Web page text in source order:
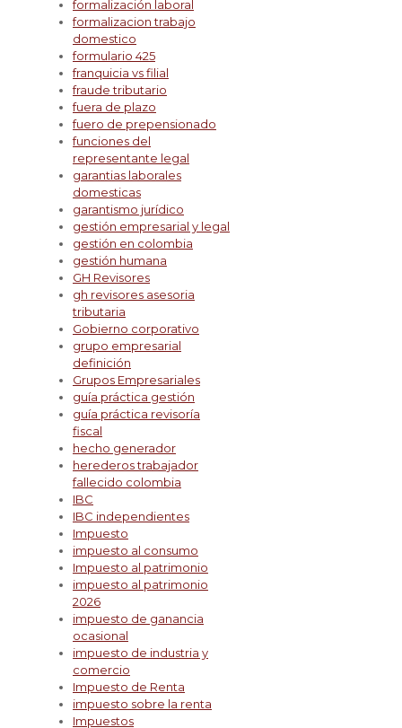
formalización laboral
formalizacion trabajo
domestico
formulario 425
franquicia vs filial
fraude tributario
fuera de plazo
fuero de prepensionado
funciones del
representante legal
garantias laborales
domesticas
garantismo jurídico
gestión empresarial y legal
gestión en colombia
gestión humana
GH Revisores
gh revisores asesoria
tributaria
Gobierno corporativo
grupo empresarial
definición
Grupos Empresariales
guía práctica gestión
guía práctica revisoría
fiscal
hecho generador
herederos trabajador
fallecido colombia
IBC
IBC independientes
Impuesto
impuesto al consumo
Impuesto al patrimonio
impuesto al patrimonio
2026
impuesto de ganancia
ocasional
impuesto de industria y
comercio
Impuesto de Renta
impuesto sobre la renta
Impuestos